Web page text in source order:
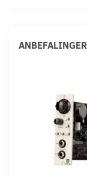
ANBEFALINGER